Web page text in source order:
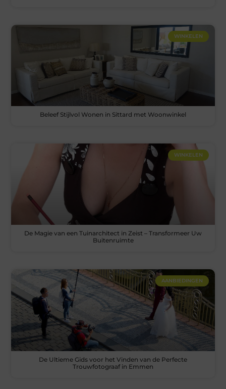
WINKELEN
Beleef Stijlvol Wonen in Sittard met Woonwinkel
WINKELEN
De Magie van een Tuinarchitect in Zeist – Transformeer Uw
Buitenruimte
AANBIEDINGEN
De Ultieme Gids voor het Vinden van de Perfecte
Trouwfotograaf in Emmen